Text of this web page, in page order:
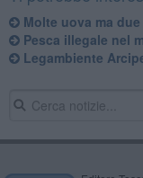
Molte uova ma
Pesca illegale nel
Legambiente